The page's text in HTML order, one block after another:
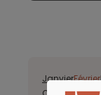
JanvierFévrier